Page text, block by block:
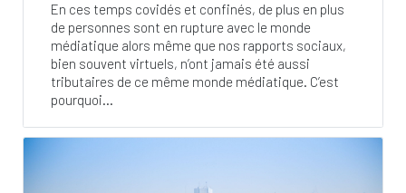
En ces temps covidés et confinés, de plus en plus
de personnes sont en rupture avec le monde
médiatique alors même que nos rapports sociaux,
bien souvent virtuels, n’ont jamais été aussi
tributaires de ce même monde médiatique. C’est
pourquoi...